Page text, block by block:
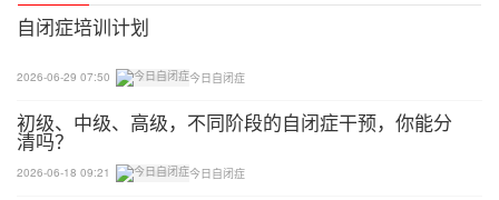
把嘴张得最大，放入咀嚼器，在咀嚼时发/a/或/娃
娃/。
指尖控制法——用手指感知下颌运动，手掌控制法-
用手掌感知下颌运动
自闭症培训计划
2026-06-29 07:50 今日自闭症
初级、中级、高级，不同阶段的自闭症干预，你能分
清吗？
2026-06-18 09:21 今日自闭症